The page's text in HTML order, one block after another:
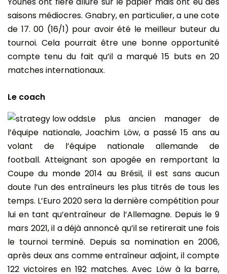
saisons médiocres. Gnabry, en particulier, a une cote
de 17. 00 (16/1) pour avoir été le meilleur buteur du
tournoi. Cela pourrait être une bonne opportunité
compte tenu du fait qu’il a marqué 15 buts en 20
matches internationaux.
Le coach
Le plus ancien manager de
l’équipe nationale, Joachim Löw, a passé 15 ans au
volant de l’équipe nationale allemande de
football. Atteignant son apogée en remportant la
Coupe du monde 2014 au Brésil, il est sans aucun
doute l’un des entraîneurs les plus titrés de tous les
temps. L’Euro 2020 sera la dernière compétition pour
lui en tant qu’entraîneur de l’Allemagne. Depuis le 9
mars 2021, il a déjà annoncé qu’il se retirerait une fois
le tournoi terminé. Depuis sa nomination en 2006,
après deux ans comme entraîneur adjoint, il compte
122 victoires en 192 matches. Avec Löw à la barre,